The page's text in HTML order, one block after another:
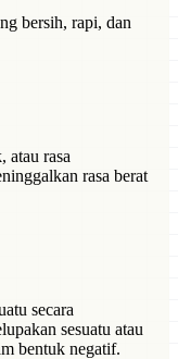
bersih, rapi, dan
atau rasa
rasa berat
secara
sesuatu atau
bentuk negatif.